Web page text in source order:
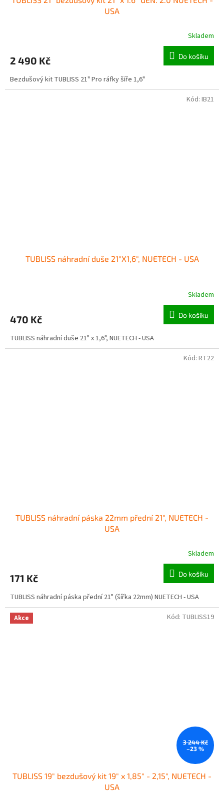
USA
Skladem
2 490 Kč Do košíku
Bezdušový kit TUBLISS 21" Pro ráfky šíře 1,6"
TUBLISS náhradní duše 21"X1,6", NUETECH - USA
Skladem
470 Kč Do košíku
TUBLISS náhradní duše 21" x 1,6", NUETECH - USA
Kód: IB21
TUBLISS náhradní páska 22mm přední 21", NUETECH -
USA
Skladem
171 Kč Do košíku
TUBLISS náhradní páska přední 21" (šířka 22mm) NUETECH - USA
Kód: RT22
Akce
3 244 Kč
–23 %
TUBLISS 19" bezdušový kit 19" x 1,85" - 2,15", NUETECH -
USA
Kód: TUBLISS19